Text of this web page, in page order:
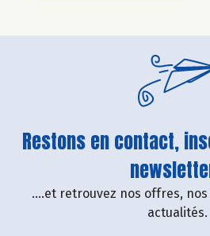
Restons en contact,
....et retrouvez nos offres,
actualités.